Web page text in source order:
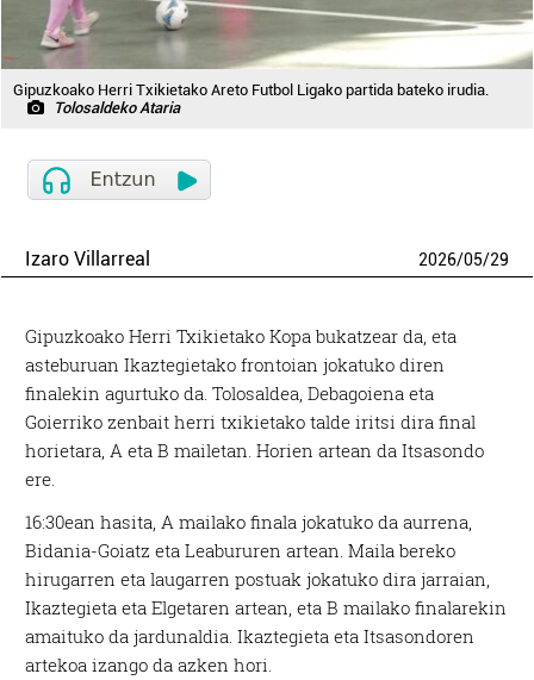
Gipuzkoako Herri Txikietako Areto Futbol Ligako partida bateko irudia.
Tolosaldeko Ataria
Izaro Villarreal 2026/05/29
Gipuzkoako Herri Txikietako Kopa bukatzear da, eta
asteburuan Ikaztegietako frontoian jokatuko diren
finalekin agurtuko da. Tolosaldea, Debagoiena eta
Goierriko zenbait herri txikietako talde iritsi dira final
horietara, A eta B mailetan. Horien artean da Itsasondo
ere.
16:30ean hasita, A mailako finala jokatuko da aurrena,
Bidania-Goiatz eta Leabururen artean. Maila bereko
hirugarren eta laugarren postuak jokatuko dira jarraian,
Ikaztegieta eta Elgetaren artean, eta B mailako finalarekin
amaituko da jardunaldia. Ikaztegieta eta Itsasondoren
artekoa izango da azken hori.